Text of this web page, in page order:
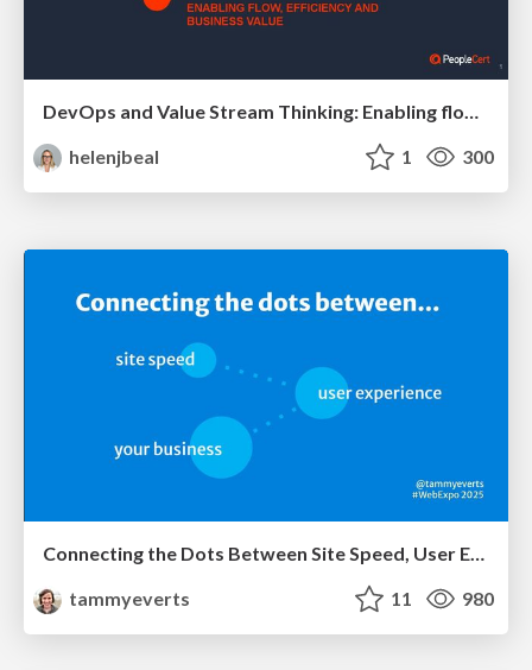
DevOps and Value Stream Thinking: Enabling flow, efficiency and business value
helenjbeal
1 300
Connecting the Dots Between Site Speed, User Experience & Your Business [WebExpo 2025]
tammyeverts
11 980